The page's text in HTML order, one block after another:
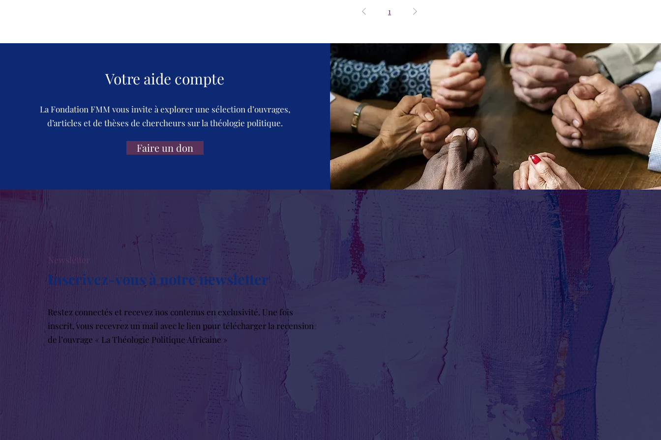
1
Votre aide compte
La Fondation FMM vous invite à explorer une sélection d’ouvrages,
d’articles et de thèses de chercheurs sur la théologie politique.
Faire un don
Newsletter
Inscrivez-vous à notre newsletter
Restez connectés et recevez nos contenus en exclusivité. Une fois
inscrit, vous recevrez un mail avec le lien pour télécharger la recension
de l’ouvrage « La Théologie Politique Africaine »